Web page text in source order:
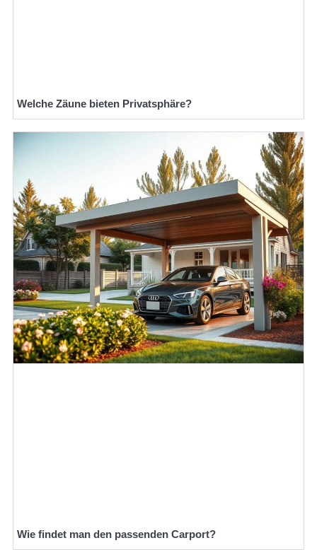
Welche Zäune bieten Privatsphäre?
Wie findet man den passenden Carport?